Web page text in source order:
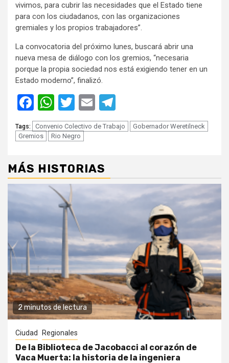
vivimos, para cubrir las necesidades que el Estado tiene
para con los ciudadanos, con las organizaciones
gremiales y los propios trabajadores”.
La convocatoria del próximo lunes, buscará abrir una
nueva mesa de diálogo con los gremios, “necesaria
porque la propia sociedad nos está exigiendo tener en un
Estado moderno”, finalizó.
Facebook
WhatsApp
Twitter
Email
Tags: Convenio Colectivo de Trabajo
Gobernador Weretilneck
Gremios
Rio Negro
MÁS HISTORIAS
2 minutos de lectura
Ciudad Regionales
De la Biblioteca de Jacobacci al corazón de
Vaca Muerta: la historia de la ingeniera